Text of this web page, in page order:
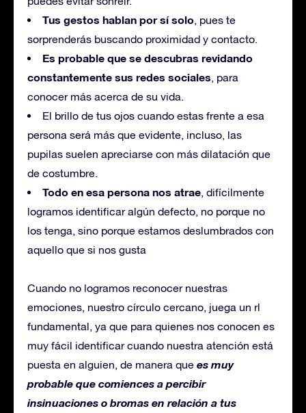
Tus gestos hablan por sí solo, pues te
sorprenderás buscando proximidad y contacto.
Es probable que se descubras revidando
constantemente sus redes sociales, para
conocer más acerca de su vida.
El brillo de tus ojos cuando estas frente a esa
persona será más que evidente, incluso, las
pupilas suelen apreciarse con más dilatación que
de costumbre.
Todo en esa persona nos atrae, difícilmente
logramos identificar algún defecto, no porque no
los tenga, sino porque estamos deslumbrados con
aquello que si nos gusta
Cuando no logramos reconocer nuestras
emociones, nuestro círculo cercano, juega un rl
fundamental, ya que para quienes nos conocen es
muy fácil identificar cuando nuestra atención está
puesta en alguien, de manera que es muy
probable que comiences a percibir
insinuaciones o bromas en relación a tus